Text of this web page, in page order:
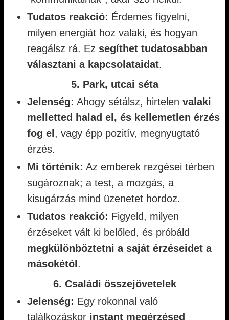
Tudatos reakció: Érdemes figyelni,
milyen energiát hoz valaki, és hogyan
reagálsz rá. Ez segíthet tudatosabban
választani a kapcsolataidat.
5. Park, utcai séta
Jelenség: Ahogy sétálsz, hirtelen valaki
melletted halad el, és kellemetlen érzés
fog el , vagy épp pozitív, megnyugtató
érzés.
Mi történik: Az emberek rezgései térben
sugároznak; a test, a mozgás, a
kisugárzás mind üzenetet hordoz.
Tudatos reakció: Figyeld, milyen
érzéseket vált ki belőled, és próbáld
megkülönböztetni a saját érzéseidet a
másokétól .
6. Családi összejövetelek
Jelenség: Egy rokonnal való
találkozáskor instant megérzésed